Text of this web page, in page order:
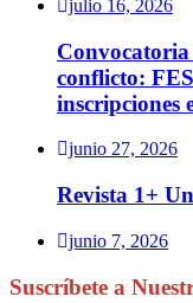
julio 16, 2026
conflicto:
inscripciones
junio 27, 2026
Revista 1+
junio 7, 2026
Suscríbete a